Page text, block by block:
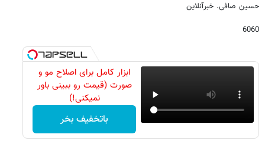
حسین صافی. خبرآنلاین
6060
ابزار کامل برای اصلاح مو و
صورت (قیمت رو ببینی باور
نمیکنی!)
باتخفیف بخر